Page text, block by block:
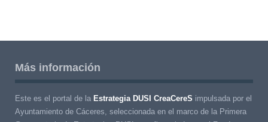
Más información
Este es el portal de la Estrategia DUSI CreaCereS impulsada por el
Ayuntamiento de Cáceres, seleccionada en el marco de la Primera